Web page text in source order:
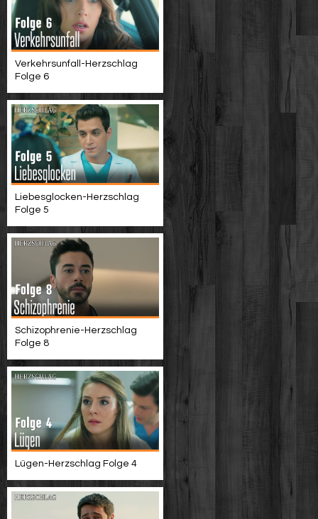
Verkehrsunfall-Herzschlag
Folge 6
Liebesglocken-Herzschlag
Folge 5
Schizophrenie-Herzschlag
Folge 8
Lügen-Herzschlag Folge 4